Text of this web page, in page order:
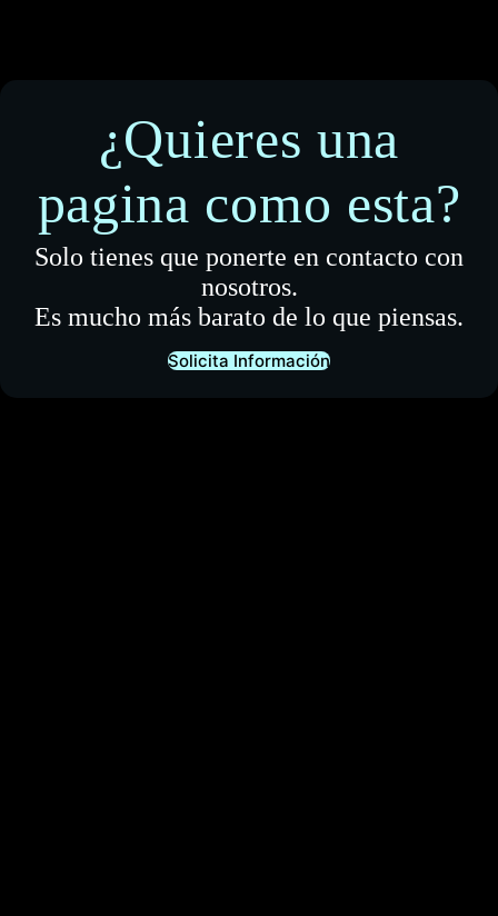
¿Quieres una
pagina como esta?
Solo tienes que ponerte en contacto con
nosotros.
Es mucho más barato de lo que piensas.
Solicita Información